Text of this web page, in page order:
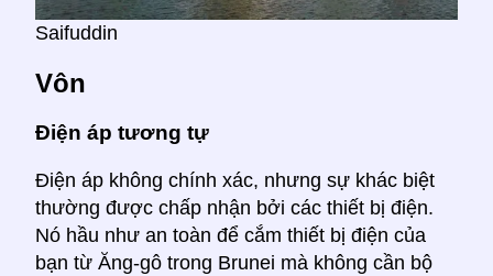
Saifuddin
Vôn
Điện áp tương tự
Điện áp không chính xác, nhưng sự khác biệt
thường được chấp nhận bởi các thiết bị điện.
Nó hầu như an toàn để cắm thiết bị điện của
bạn từ Ăng-gô trong Brunei mà không cần bộ